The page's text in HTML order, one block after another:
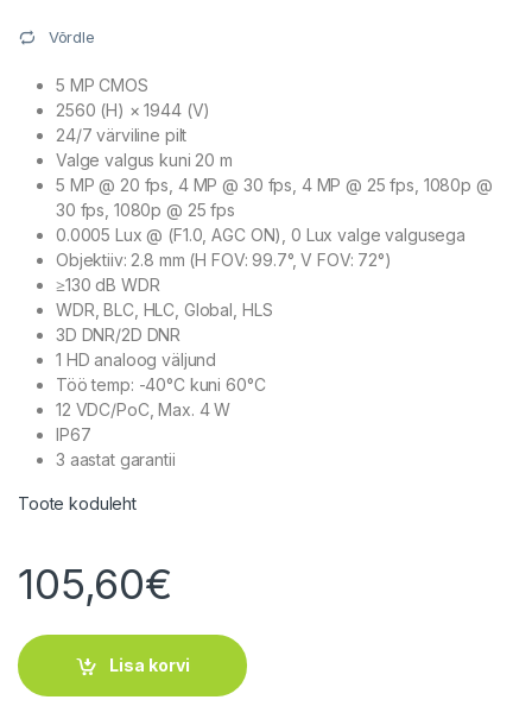
Võrdle
5 MP CMOS
2560 (H) × 1944 (V)
24/7 värviline pilt
Valge valgus kuni 20 m
5 MP @ 20 fps, 4 MP @ 30 fps, 4 MP @ 25 fps, 1080p @
30 fps, 1080p @ 25 fps
0.0005 Lux @ (F1.0, AGC ON), 0 Lux valge valgusega
Objektiiv: 2.8 mm (H FOV: 99.7°, V FOV: 72°)
≥130 dB WDR
WDR, BLC, HLC, Global, HLS
3D DNR/2D DNR
1 HD analoog väljund
Töö temp: -40°C kuni 60°C
12 VDC/PoC, Max. 4 W
IP67
3 aastat garantii
Toote koduleht
105,60€
Lisa korvi